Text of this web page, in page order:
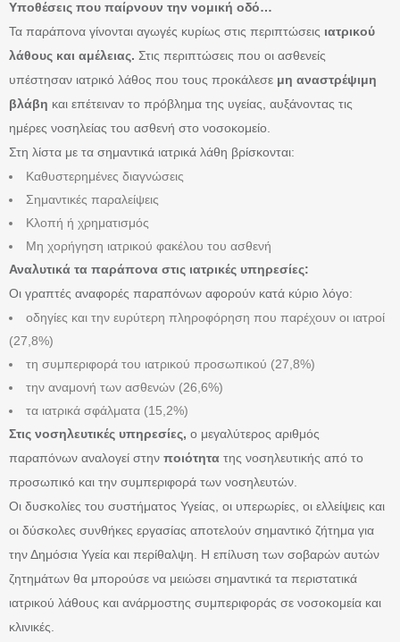
Υποθέσεις που παίρνουν την νομική οδό…
Τα παράπονα γίνονται αγωγές κυρίως στις περιπτώσεις ιατρικού
λάθους και αμέλειας. Στις περιπτώσεις που οι ασθενείς
υπέστησαν ιατρικό λάθος που τους προκάλεσε μη αναστρέψιμη
βλάβη και επέτειναν το πρόβλημα της υγείας, αυξάνοντας τις
ημέρες νοσηλείας του ασθενή στο νοσοκομείο.
Στη λίστα με τα σημαντικά ιατρικά λάθη βρίσκονται:
Καθυστερημένες διαγνώσεις
Σημαντικές παραλείψεις
Κλοπή ή χρηματισμός
Μη χορήγηση ιατρικού φακέλου του ασθενή
Αναλυτικά τα παράπονα στις ιατρικές υπηρεσίες:
Οι γραπτές αναφορές παραπόνων αφορούν κατά κύριο λόγο:
οδηγίες και την ευρύτερη πληροφόρηση που παρέχουν οι ιατροί
(27,8%)
τη συμπεριφορά του ιατρικού προσωπικού (27,8%)
την αναμονή των ασθενών (26,6%)
τα ιατρικά σφάλματα (15,2%)
Στις νοσηλευτικές υπηρεσίες, ο μεγαλύτερος αριθμός
παραπόνων αναλογεί στην ποιότητα της νοσηλευτικής από το
προσωπικό και την συμπεριφορά των νοσηλευτών.
Οι δυσκολίες του συστήματος Υγείας, οι υπερωρίες, οι ελλείψεις και
οι δύσκολες συνθήκες εργασίας αποτελούν σημαντικό ζήτημα για
την Δημόσια Υγεία και περίθαλψη. Η επίλυση των σοβαρών αυτών
ζητημάτων θα μπορούσε να μειώσει σημαντικά τα περιστατικά
ιατρικού λάθους και ανάρμοστης συμπεριφοράς σε νοσοκομεία και
κλινικές.